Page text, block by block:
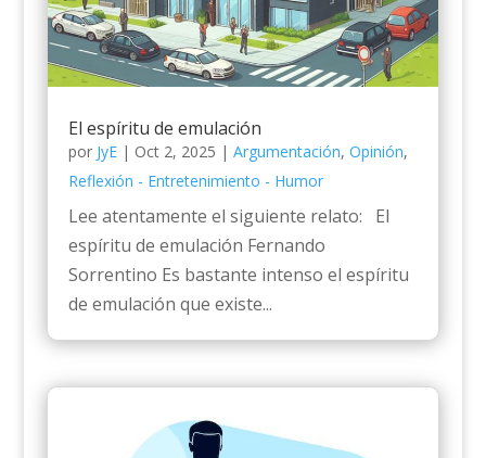
El espíritu de emulación
por JyE| Oct 2, 2025 | Argumentación, Opinión,
Reflexión - Entretenimiento - Humor
Lee atentamente el siguiente relato: El
espíritu de emulación Fernando
Sorrentino Es bastante intenso el espíritu
de emulación que existe...